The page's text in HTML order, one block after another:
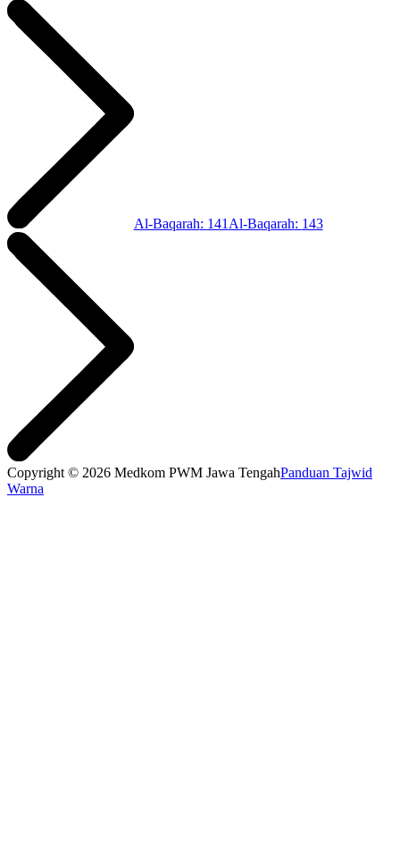
Al-Baqarah: 141 Al-Baqarah: 143
Copyright © 2026 Medkom PWM Jawa TengahPanduan Tajwid
Warna